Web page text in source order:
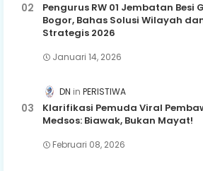
Pengurus RW 01 Jembatan Besi
Bogor, Bahas Solusi Wilayah
Strategis 2026
Januari 14, 2026
DN PERISTIWA
Klarifikasi Pemuda Viral
Medsos: Biawak, Bukan Mayat!
Februari 08, 2026